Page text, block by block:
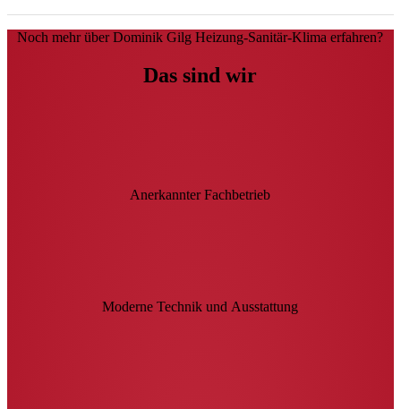
Noch mehr über Dominik Gilg Heizung-Sanitär-Klima erfahren?
Das sind wir
Anerkannter Fachbetrieb
Moderne Technik und Ausstattung